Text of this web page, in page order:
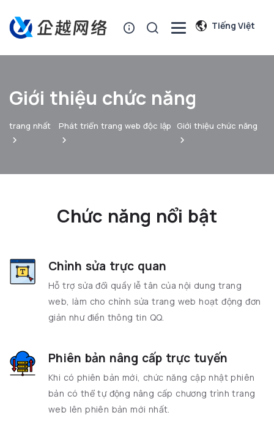
Tiếng Việt
Giới thiệu chức năng
trang nhất Phát triển trang web độc lập Giới thiệu chức năng
Chức năng nổi bật
Chỉnh sửa trực quan
Hỗ trợ sửa đổi quầy lễ tân của nội dung trang
web, làm cho chỉnh sửa trang web hoạt động đơn
giản như điền thông tin QQ.
Phiên bản nâng cấp trực tuyến
Khi có phiên bản mới, chức năng cập nhật phiên
bản có thể tự động nâng cấp chương trình trang
web lên phiên bản mới nhất.